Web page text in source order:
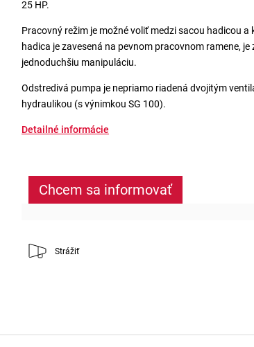
25 HP.
Pracovný režim je možné voliť medzi sacou hadicou
hadica je zavesená na pevnom pracovnom ramene,
jednoduchšiu manipuláciu.
Odstredivá pumpa je nepriamo riadená dvojitým
hydraulikou (s výnimkou SG 100).
Detailné informácie
Chcem sa informovať
Strážiť